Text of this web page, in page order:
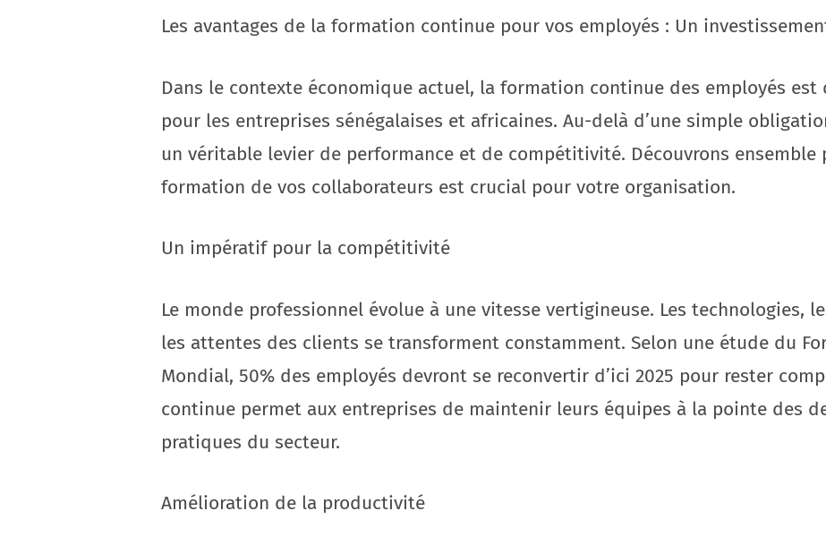
Les avantages de la formation continue pour vos employés : Un
Dans le contexte économique actuel, la formation continue des employés est
pour les entreprises sénégalaises et africaines. Au-delà d’une simple
un véritable levier de performance et de compétitivité. Découvrons
formation de vos collaborateurs est crucial pour votre organisation.
Un impératif pour la compétitivité
Le monde professionnel évolue à une vitesse vertigineuse. Les technologies,
les attentes des clients se transforment constamment. Selon une étude du
Mondial, 50% des employés devront se reconvertir d’ici 2025 pour rester
continue permet aux entreprises de maintenir leurs équipes à la pointe des
pratiques du secteur.
Amélioration de la productivité